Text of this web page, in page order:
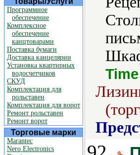
Программное
обеспечение
Комплексное
обеспечение
канцтоварами
Поставка бумаги
Доставка канцелярии
Установка квартирных
водосчетчиков
СКУД
Комплектация для
рольставен
Комплектация для ворот
Ремонт рольставен
Ремонт ворот
Торговые марки
Marantec
Nero Electronics